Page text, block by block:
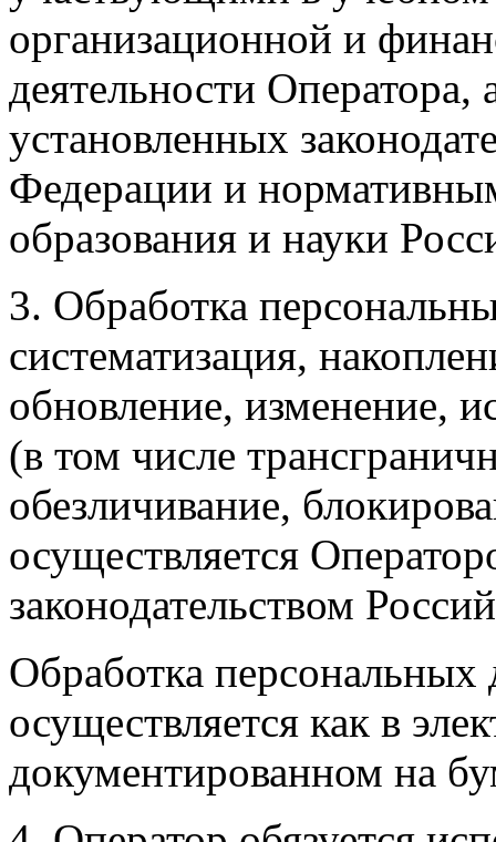
организационной и
деятельности Оператора,
установленных
Федерации и
образования и науки
3. Обработка
систематизация,
обновление, изменение,
(в том числе
обезличивание,
осуществляется
законодательством
Обработка персональных
осуществляется как в
документированном на